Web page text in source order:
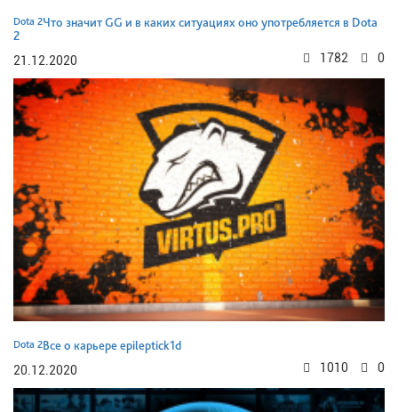
Dota 2Что значит GG и в каких ситуациях оно употребляется в Dota
2
21.12.2020
0
1782
Dota 2Все о карьере epileptick1d
20.12.2020
0
1010